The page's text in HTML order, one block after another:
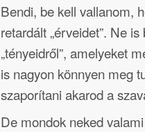
Bendi, be kell vallanom,
retardált „érveidet”. Ne
„tényeidről”, amelyeket
is nagyon könnyen meg
szaporítani akarod a
De mondok neked